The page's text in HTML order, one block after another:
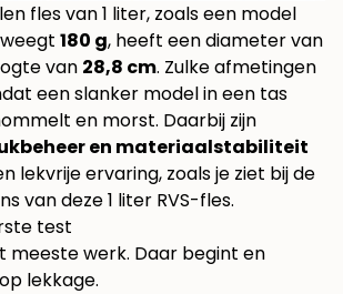
fles van 1 liter, zoals een model
180 g, heeft een diameter van
van 28,8 cm. Zulke afmetingen
een slanker model in een tas
en morst. Daarbij zijn
en materiaalstabiliteit
lekvrije ervaring, zoals je ziet bijde
van deze 1 liter RVS-fles.
test
meeste werk. Daar begint en
lekkage.